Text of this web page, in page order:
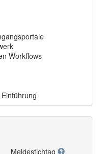
Workflows
Meldestichtag